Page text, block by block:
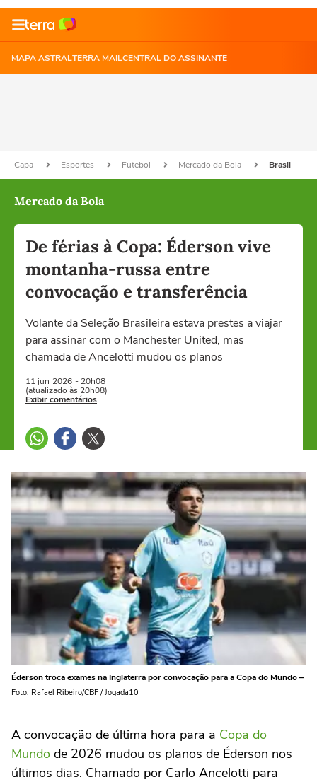
MAPA ASTRALTERRA MAILCENTRAL DO ASSINANTE
Capa Esportes Futebol Mercado da Bola Brasil
Mercado da Bola
De férias à Copa: Éderson vive
montanha-russa entre
convocação e transferência
Volante da Seleção Brasileira estava prestes a viajar
para assinar com o Manchester United, mas
chamada de Ancelotti mudou os planos
11 jun 2026 - 20h08
(atualizado às 20h08)
Exibir comentários
Éderson troca exames na Inglaterra por convocação para a Copa do Mundo –
Foto: Rafael Ribeiro/CBF / Jogada10
A convocação de última hora para a Copa do
Mundo de 2026 mudou os planos de Éderson nos
últimos dias. Chamado por Carlo Ancelotti para